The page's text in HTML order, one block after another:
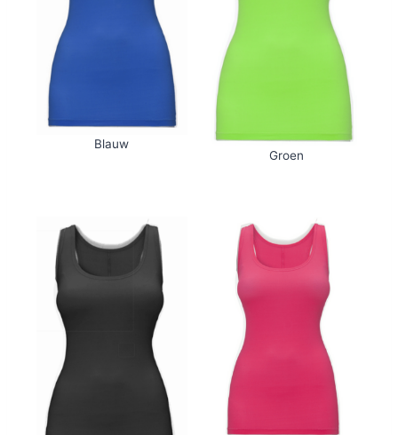
Blauw
Groen